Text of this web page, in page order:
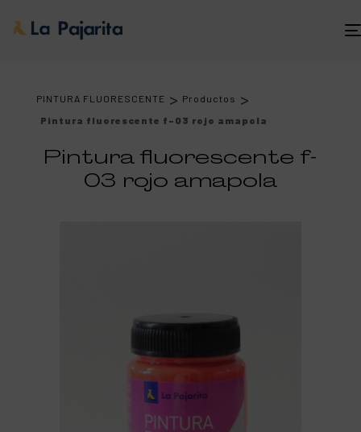
PINTURA FLUORESCENTE > Productos >
Pintura fluorescente f-03 rojo amapola
Pintura fluorescente f-
03 rojo amapola